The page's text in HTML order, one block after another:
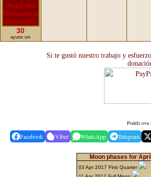
30
ayuno sin
Si te gustó nuestro trabajo y
Podeli ovu
Facebook Viber WhatsApp Telegram
Moon phases for
03 Apr 2017 First Quarter